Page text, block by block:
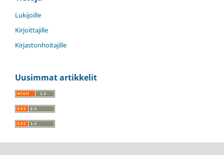
Lukijoille
Kirjoittajille
Kirjastonhoitajille
Uusimmat artikkelit